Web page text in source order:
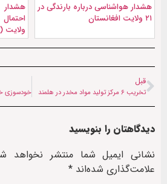
هشدار هواشناسی درباره بارندگی در
۲۱ ولایت افغانستان
ولایت
قبل
تخریب ۶ مرکز تولید مواد مخدر در هلمند
دیدگاهتان را بنویسید
نشانی ایمیل شما منتشر نخواهد
علامت‌گذاری شده‌اند *